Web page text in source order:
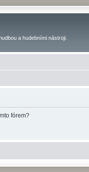
a hudebními nástroji.
fórem?